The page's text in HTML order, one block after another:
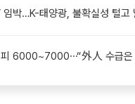
임박…K-태양광, 불확실성 털고